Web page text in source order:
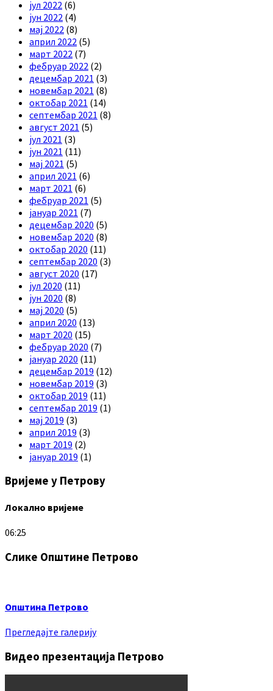
јул 2022 (6)
јун 2022 (4)
мај 2022 (8)
април 2022 (5)
март 2022 (7)
фебруар 2022 (2)
децембар 2021 (3)
новембар 2021 (8)
октобар 2021 (14)
септембар 2021 (8)
август 2021 (5)
јул 2021 (3)
јун 2021 (11)
мај 2021 (5)
април 2021 (6)
март 2021 (6)
фебруар 2021 (5)
јануар 2021 (7)
децембар 2020 (5)
новембар 2020 (8)
октобар 2020 (11)
септембар 2020 (3)
август 2020 (17)
јул 2020 (11)
јун 2020 (8)
мај 2020 (5)
април 2020 (13)
март 2020 (15)
фебруар 2020 (7)
јануар 2020 (11)
децембар 2019 (12)
новембар 2019 (3)
октобар 2019 (11)
септембар 2019 (1)
мај 2019 (3)
април 2019 (3)
март 2019 (2)
јануар 2019 (1)
Вријеме у Петрову
Локално вријеме
06:25
Слике Општине Петрово
Општина Петрово
Прегледајте галерију
Видео презентација Петрово